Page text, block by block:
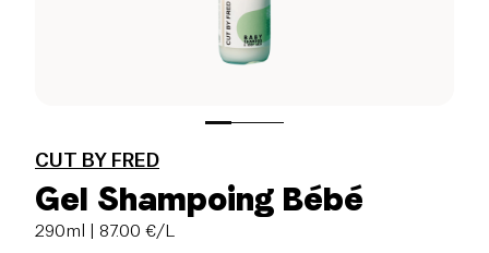
CUT BY FRED
Gel Shampoing Bébé
290ml | 87.00 €/L